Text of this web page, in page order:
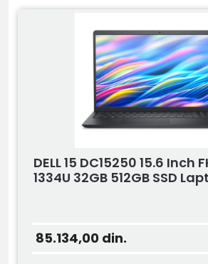
DELL 15 DC15250 15.6 Inch
1334U 32GB 512GB SSD
85.134,00 din.